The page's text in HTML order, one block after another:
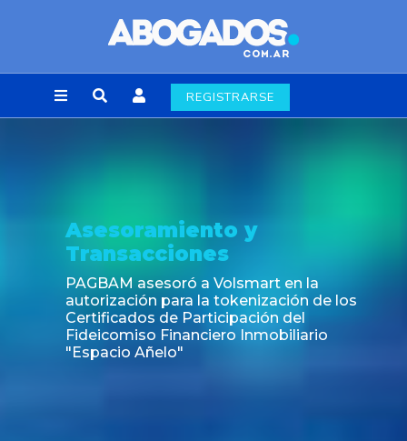
REGISTRARSE
Asesoramiento y
Transacciones
PAGBAM asesoró a Volsmart en la
autorización para la tokenización de los
Certificados de Participación del
Fideicomiso Financiero Inmobiliario
"Espacio Añelo"